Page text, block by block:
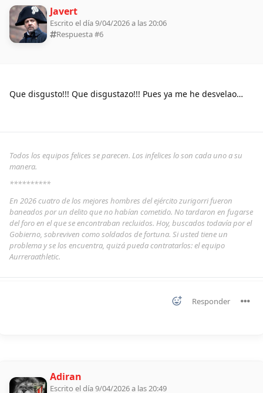
Javert
Escrito el día 9/04/2026 a las 20:06
Respuesta #6
Que disgusto!!! Que disgustazo!!! Pues ya me he desvelao…
Todos los equipos felices se parecen. Los infelices lo son cada uno a su
manera.
**********
En 2026 cuatro de los mejores hombres del ejército zurigorri fueron
baneados por un delito que no habían cometido. No tardaron en fugarse
del foro en el que se encontraban recluidos. Hoy, buscados todavía por el
Gobierno, sobreviven como soldados de fortuna. Si usted tiene un
problema y se los encuentra, quizá pueda contratarlos: el equipo
Aurreraathletic.
Responder
Adiran
Escrito el día 9/04/2026 a las 20:49